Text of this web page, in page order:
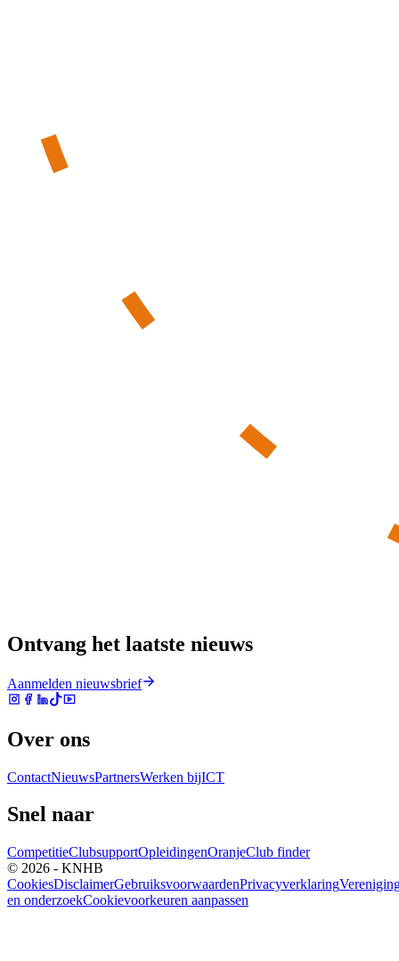
Ontvang het laatste nieuws
Aanmelden nieuwsbrief
Over ons
ContactNieuwsPartnersWerken bijICT
Snel naar
CompetitieClubsupportOpleidingenOranjeClub finder
© 2026 - KNHB
CookiesDisclaimerGebruiksvoorwaardenPrivacyverklaring
en onderzoekCookievoorkeuren aanpassen